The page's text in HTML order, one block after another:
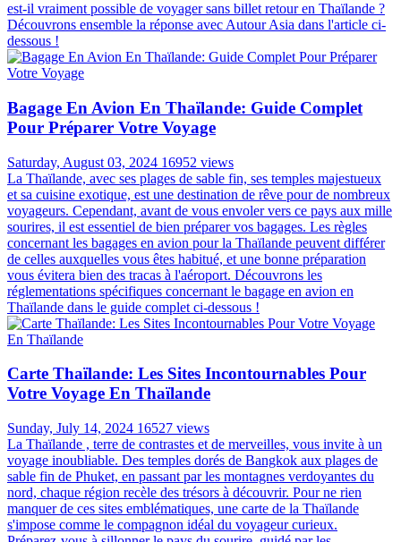
est-il vraiment possible de voyager sans billet retour en Thaïlande ?
Découvrons ensemble la réponse avec Autour Asia dans l'article ci-
dessous !
Bagage En Avion En Thaïlande: Guide Complet
Pour Préparer Votre Voyage
Saturday, August 03, 2024 16952 views
La Thaïlande, avec ses plages de sable fin, ses temples majestueux
et sa cuisine exotique, est une destination de rêve pour de nombreux
voyageurs. Cependant, avant de vous envoler vers ce pays aux mille
sourires, il est essentiel de bien préparer vos bagages. Les règles
concernant les bagages en avion pour la Thaïlande peuvent différer
de celles auxquelles vous êtes habitué, et une bonne préparation
vous évitera bien des tracas à l'aéroport. Découvrons les
réglementations spécifiques concernant le bagage en avion en
Thaïlande dans le guide complet ci-dessous !
Carte Thaïlande: Les Sites Incontournables Pour
Votre Voyage En Thaïlande
Sunday, July 14, 2024 16527 views
La Thaïlande , terre de contrastes et de merveilles, vous invite à un
voyage inoubliable. Des temples dorés de Bangkok aux plages de
sable fin de Phuket, en passant par les montagnes verdoyantes du
nord, chaque région recèle des trésors à découvrir. Pour ne rien
manquer de ces sites emblématiques, une carte de la Thaïlande
s'impose comme le compagnon idéal du voyageur curieux.